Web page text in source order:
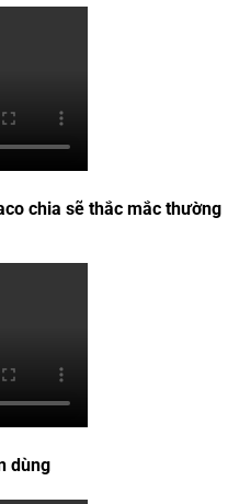
chia sẽ thắc mắc thường
dùng